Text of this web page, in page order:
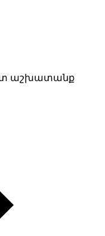
աշխատանք